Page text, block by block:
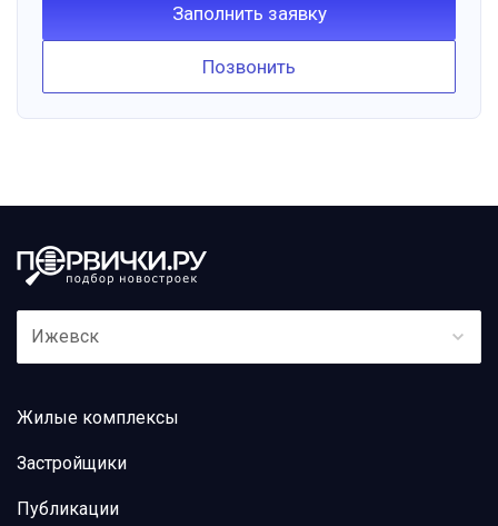
Заполнить заявку
Позвонить
Ижевск
Жилые комплексы
Застройщики
Публикации